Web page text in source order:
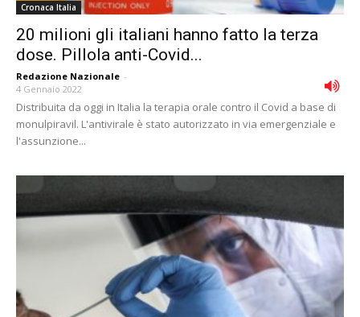
Cronaca Italia
20 milioni gli italiani hanno fatto la terza
dose. Pillola anti-Covid...
Redazione Nazionale -
4 Gennaio 2022
Distribuita da oggi in Italia la terapia orale contro il Covid a base di
monulpiravil. L'antivirale è stato autorizzato in via emergenziale e
l'assunzione...